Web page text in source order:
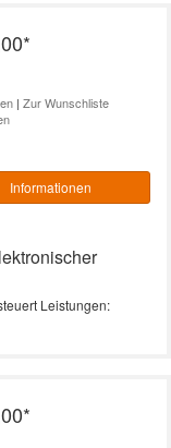
*
| Zur Wunschliste
Informationen
Leistungen:
*